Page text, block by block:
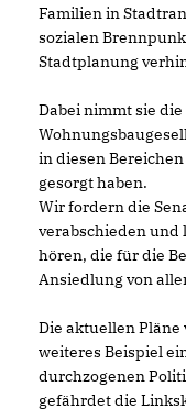
Familien in
sozialen
Stadtplanung
Dabei nimmt sie
in diesen
gesorgt haben.
Wir fordern die
verabschieden und
hören, die für die
Ansiedlung von
Die aktuellen
weiteres Beispiel
durchzogenen
gefährdet die